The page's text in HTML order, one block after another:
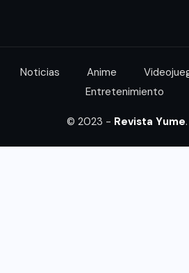
Noticias Anime
Entretenimiento
© 2023 - Revista Yume